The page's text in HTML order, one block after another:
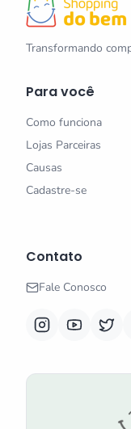
Transformando
Para você
Como funciona
Lojas Parceiras
Causas
Cadastre-se
Contato
Fale Conosco